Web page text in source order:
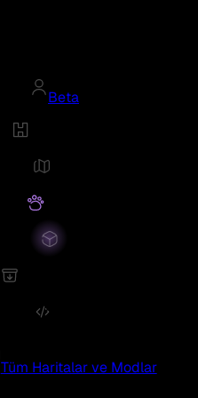
Beta
Tüm Haritalar ve Modlar